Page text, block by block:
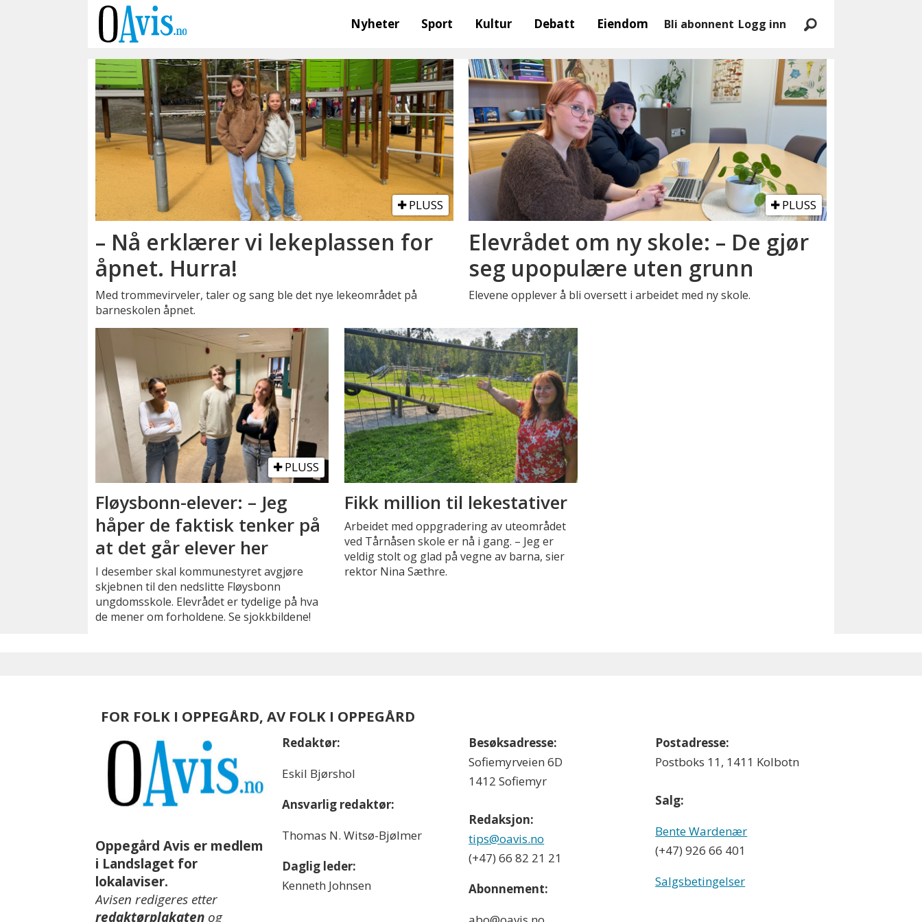
Nyheter Sport Kultur Debatt Eiendom Bli abonnent Logg inn
elevrådet
PLUSS
– Nå erklærer vi lekeplassen for
åpnet. Hurra!
Med trommevirveler, taler og sang ble det nye lekeområdet på
barneskolen åpnet.
PLUSS
Elevrådet om ny skole: – De gjør
seg upopulære uten grunn
Elevene opplever å bli oversett i arbeidet med ny skole.
PLUSS
Fløysbonn-elever: – Jeg
håper de faktisk tenker på
at det går elever her
I desember skal kommunestyret avgjøre
skjebnen til den nedslitte Fløysbonn
ungdomsskole. Elevrådet er tydelige på hva
de mener om forholdene. Se sjokkbildene!
Fikk million til lekestativer
Arbeidet med oppgradering av uteområdet
ved Tårnåsen skole er nå i gang. – Jeg er
veldig stolt og glad på vegne av barna, sier
rektor Nina Sæthre.
FOR FOLK I OPPEGÅRD, AV FOLK I OPPEGÅRD
Oppegård Avis er medlem
i Landslaget for
lokalaviser.
Avisen redigeres etter
redaktørplakaten og
Redaktør:
Eskil Bjørshol
Ansvarlig redaktør:
Thomas N. Witsø-Bjølmer
Daglig leder:
Kenneth Johnsen
Besøksadresse:
Sofiemyrveien 6D
1412 Sofiemyr
Redaksjon:
tips@oavis.no
(+47) 66 82 21 21
Abonnement:
Postadresse:
Postboks 11, 1411 Kolbotn
Salg:
Bente Wardenær
(+47) 926 66 401
Salgsbetingelser